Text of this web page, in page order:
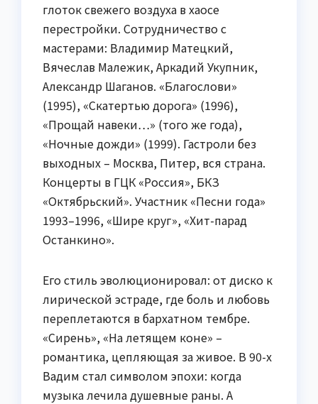
глоток свежего воздуха в хаосе
перестройки. Сотрудничество с
мастерами: Владимир Матецкий,
Вячеслав Малежик, Аркадий Укупник,
Александр Шаганов. «Благослови»
(1995), «Скатертью дорога» (1996),
«Прощай навеки…» (того же года),
«Ночные дожди» (1999). Гастроли без
выходных – Москва, Питер, вся страна.
Концерты в ГЦК «Россия», БКЗ
«Октябрьский». Участник «Песни года»
1993–1996, «Шире круг», «Хит-парад
Останкино».
Его стиль эволюционировал: от диско к
лирической эстраде, где боль и любовь
переплетаются в бархатном тембре.
«Сирень», «На летящем коне» –
романтика, цепляющая за живое. В 90-х
Вадим стал символом эпохи: когда
музыка лечила душевные раны. А